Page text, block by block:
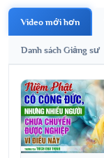
Video mới hơn
Danh sách Giảng sư